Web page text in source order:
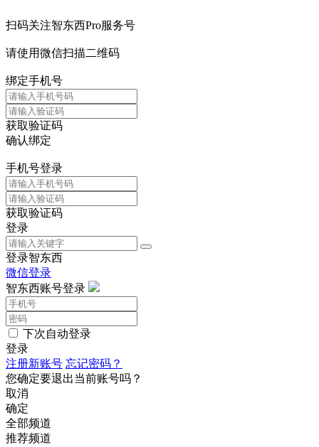
扫码关注智东西Pro服务号
请使用微信扫描二维码
绑定手机号
获取验证码
确认绑定
手机号登录
获取验证码
登录
登录智东西
微信登录
智东西账号登录
下次自动登录
登录
注册新账号 忘记密码？
您确定要退出当前账号吗？
取消
确定
全部频道
推荐频道